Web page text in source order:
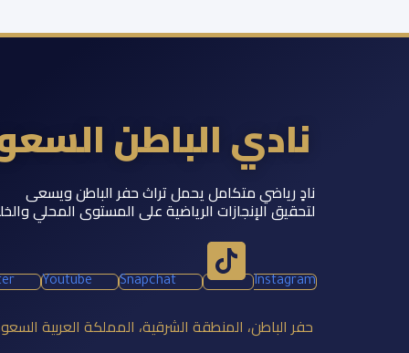
نادي الباطن
نادٍ رياضي متكامل يحمل تراث حفر الباطن ويسعى
لتحقيق الإنجازات الرياضية على المستوى المحلي
Youtube Snapchat Instagram
حفر الباطن، المنطقة الشرقية، المملكة العربية